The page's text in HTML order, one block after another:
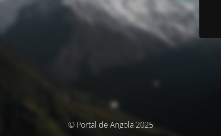
© Portal de Angola 2025